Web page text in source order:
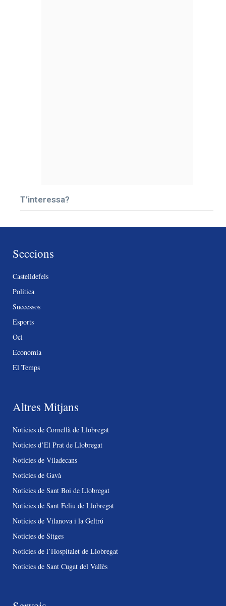
T’interessa?
Seccions
Castelldefels
Política
Successos
Esports
Oci
Economia
El Temps
Altres Mitjans
Notícies de Cornellà de Llobregat
Notícies d’El Prat de Llobregat
Notícies de Viladecans
Notícies de Gavà
Notícies de Sant Boi de Llobregat
Notícies de Sant Feliu de Llobregat
Notícies de Vilanova i la Geltrú
Notícies de Sitges
Notícies de l’Hospitalet de Llobregat
Notícies de Sant Cugat del Vallès